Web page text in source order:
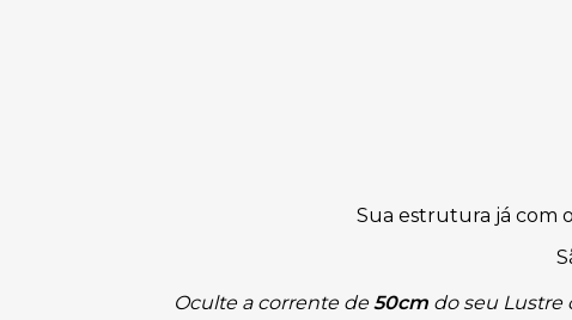
Sua estrutura já com
Oculte a corrente de 50cm do seu Lustre